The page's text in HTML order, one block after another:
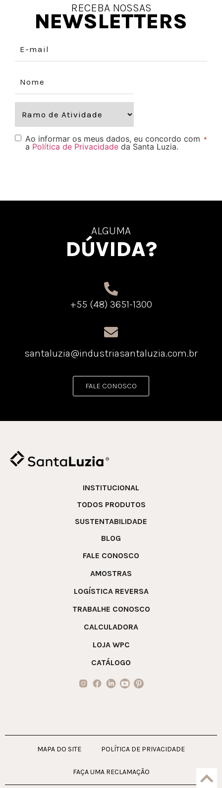
RECEBA NOSSAS
NEWSLETTERS
Ao informar os meus dados, eu concordo com
a Política de Privacidade da Santa Luzia.
*
ALGUMA
DÚVIDA?
+55 (48) 3651-1300
santaluzia@industriasantaluzia.com.br
FALE CONOSCO
INSTITUCIONAL
TODOS PRODUTOS
SUSTENTABILIDADE
BLOG
FALE CONOSCO
AMOSTRAS
LOGÍSTICA REVERSA
TRABALHE CONOSCO
CALCULADORA
LOJA WPC
CATÁLOGO
MAPA DO SITE POLÍTICA DE PRIVACIDADE
FAÇA UMA RECLAMAÇÃO